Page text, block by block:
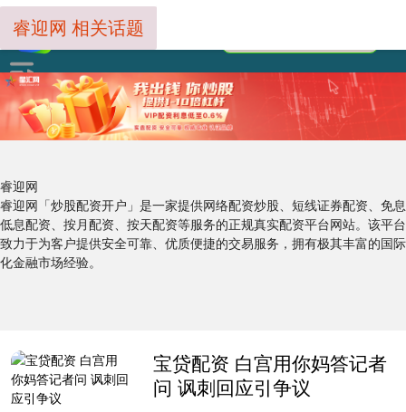
睿迎网
睿迎网「炒股配资开户」是一家提供网络配资炒股、短线证券配资、免息
低息配资、按月配资、按天配资等服务的正规真实配资平台网站。该平台
致力于为客户提供安全可靠、优质便捷的交易服务，拥有极其丰富的国际
化金融市场经验。
睿迎网 相关话题
宝贷配资 白宫用你妈答记者
问 讽刺回应引争议